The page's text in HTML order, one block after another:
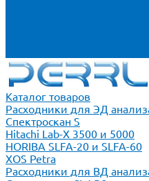
Каталог товаров
Расходники для ЭД
Спектроскан S
Hitachi Lab-X 3500 и 5000
HORIBA SLFA-20 и SLFA-60
XOS Petra
Расходники для ВД